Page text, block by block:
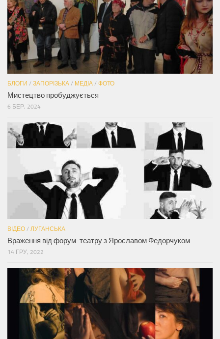
БЛОГИ / ЗАПОРІЗЬКА / МЕДІА / ФОТО
Мистецтво пробуджується
6 БЕР, 2024
ВІДЕО / ЛУГАНСЬКА
Враження від форум-театру з Ярославом Федорчуком
14 ГРУ, 2022